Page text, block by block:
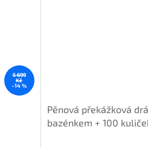
5 699
Kč
–14 %
Pěnová překážková
bazénkem + 100